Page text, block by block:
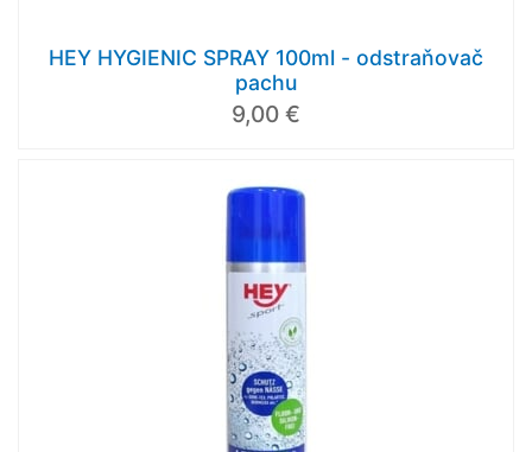
HEY HYGIENIC SPRAY 100ml - odstraňovač
pachu
9,00 €